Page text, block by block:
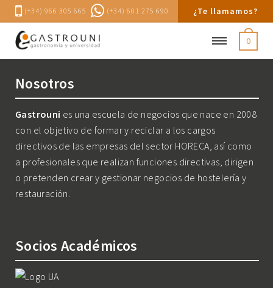
(+34) 966 305 665 (+34) 601 275 690 ¿Te llamamos?
0
Nosotros
Gastrouni es una escuela de negocios que nace en 2008
con el objetivo de formar y reciclar a los cargos
directivos de las empresas del sector HORECA, así como
a profesionales que realizan funciones directivas, dirigen
o pretenden crear y gestionar negocios de hostelería y
restauración.
Socios Académicos